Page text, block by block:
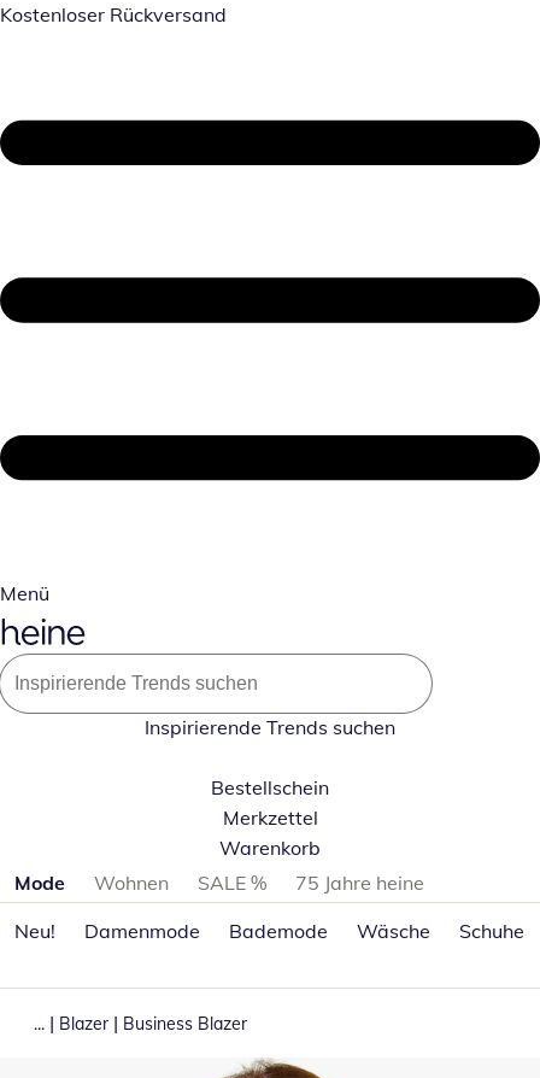
Kostenloser Rückversand
Menü
Inspirierende Trends suchen
Bestellschein
Merkzettel
Warenkorb
Produktkategorien überspringen
Mode Wohnen SALE %
75 Jahre heine
Neu!
Damenmode Bademode Wäsche Schuhe
... | Blazer | Business Blazer